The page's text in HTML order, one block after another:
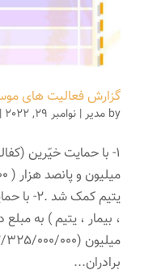
گزارش فعالیت های موسسه
by مدیر| نوامبر 29, 2022 |
1- با حمایت خیّرین
، بیمار ، یتیم ) به
برادران...